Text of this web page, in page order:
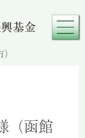
（函館